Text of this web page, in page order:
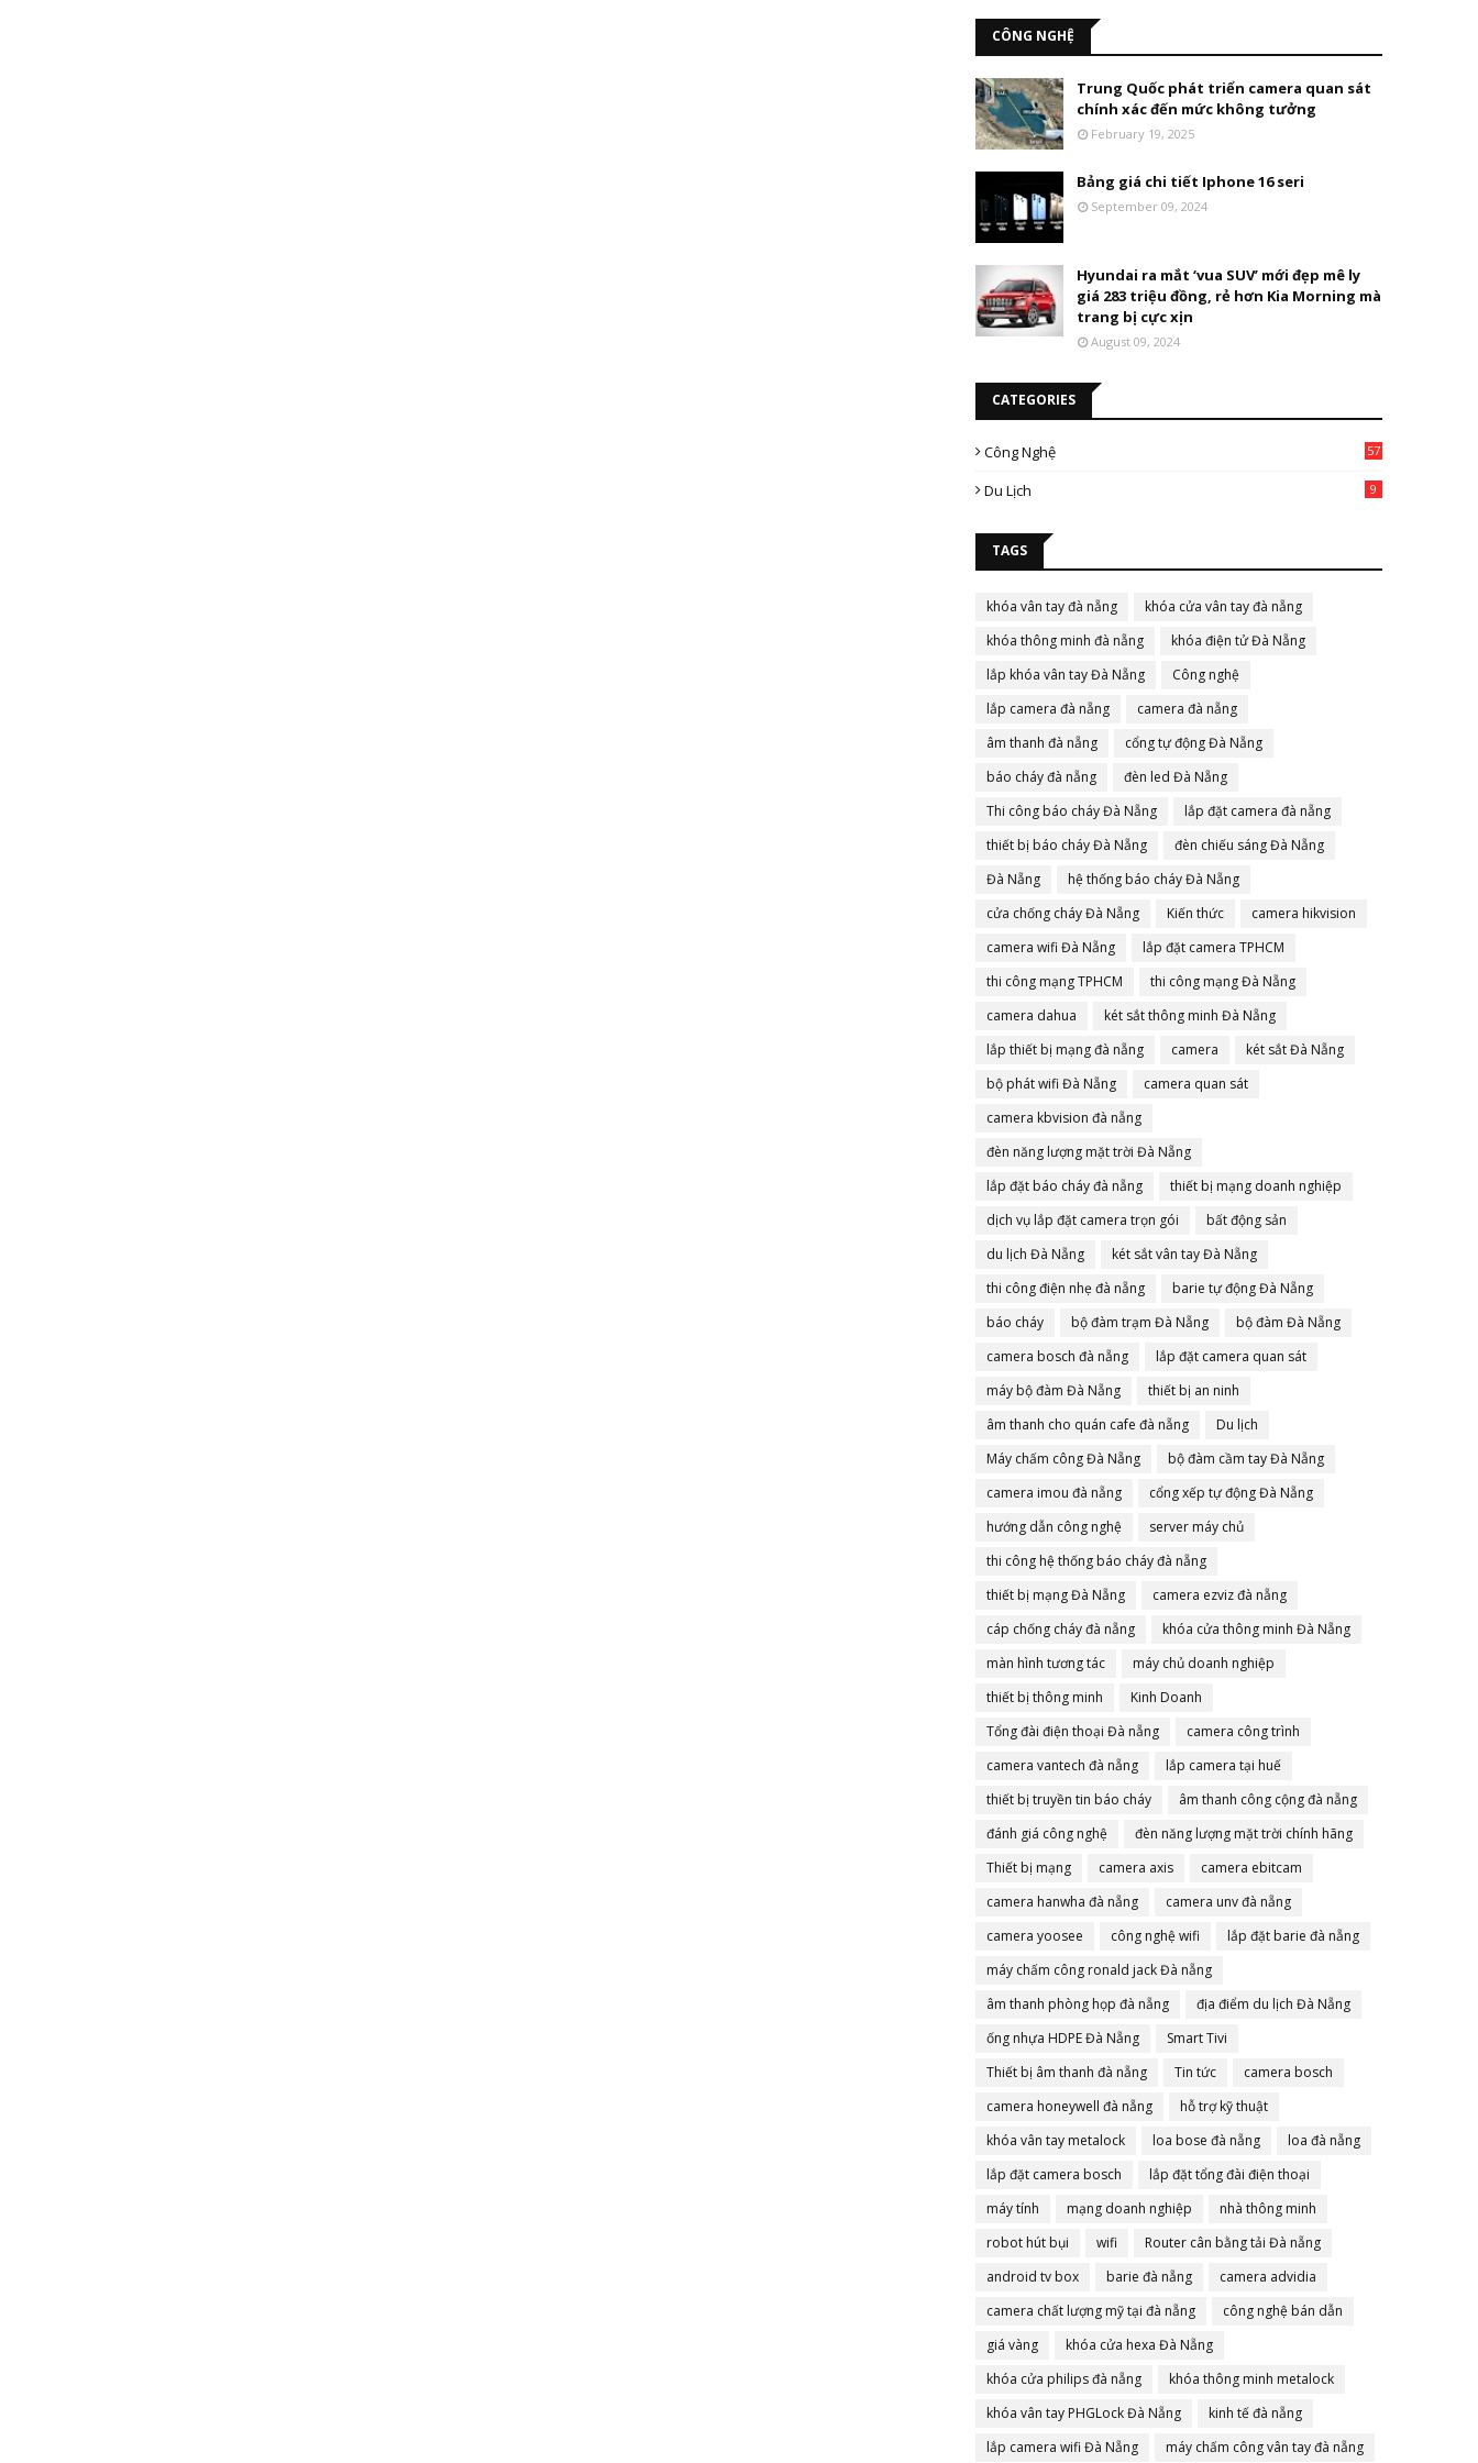
CÔNG NGHỆ
Trung Quốc phát triển camera quan sát
chính xác đến mức không tưởng
February 19, 2025
Bảng giá chi tiết Iphone 16 seri
September 09, 2024
Hyundai ra mắt ‘vua SUV’ mới đẹp mê ly
giá 283 triệu đồng, rẻ hơn Kia Morning mà
trang bị cực xịn
August 09, 2024
CATEGORIES
Công Nghệ 57
Du Lịch 9
TAGS
khóa vân tay đà nẵng
khóa cửa vân tay đà nẵng
khóa thông minh đà nẵng
khóa điện tử Đà Nẵng
lắp khóa vân tay Đà Nẵng
Công nghệ
lắp camera đà nẵng
camera đà nẵng
âm thanh đà nẵng
cổng tự động Đà Nẵng
báo cháy đà nẵng
đèn led Đà Nẵng
Thi công báo cháy Đà Nẵng
lắp đặt camera đà nẵng
thiết bị báo cháy Đà Nẵng
đèn chiếu sáng Đà Nẵng
Đà Nẵng
hệ thống báo cháy Đà Nẵng
cửa chống cháy Đà Nẵng
Kiến thức
camera hikvision
camera wifi Đà Nẵng
lắp đặt camera TPHCM
thi công mạng TPHCM
thi công mạng Đà Nẵng
camera dahua
két sắt thông minh Đà Nẵng
lắp thiết bị mạng đà nẵng
camera
két sắt Đà Nẵng
bộ phát wifi Đà Nẵng
camera quan sát
camera kbvision đà nẵng
đèn năng lượng mặt trời Đà Nẵng
lắp đặt báo cháy đà nẵng
thiết bị mạng doanh nghiệp
dịch vụ lắp đặt camera trọn gói
bất động sản
du lịch Đà Nẵng
két sắt vân tay Đà Nẵng
thi công điện nhẹ đà nẵng
barie tự động Đà Nẵng
báo cháy
bộ đàm trạm Đà Nẵng
bộ đàm Đà Nẵng
camera bosch đà nẵng
lắp đặt camera quan sát
máy bộ đàm Đà Nẵng
thiết bị an ninh
âm thanh cho quán cafe đà nẵng
Du lịch
Máy chấm công Đà Nẵng
bộ đàm cầm tay Đà Nẵng
camera imou đà nẵng
cổng xếp tự động Đà Nẵng
hướng dẫn công nghệ
server máy chủ
thi công hệ thống báo cháy đà nẵng
thiết bị mạng Đà Nẵng
camera ezviz đà nẵng
cáp chống cháy đà nẵng
khóa cửa thông minh Đà Nẵng
màn hình tương tác
máy chủ doanh nghiệp
thiết bị thông minh
Kinh Doanh
Tổng đài điện thoại Đà nẵng
camera công trình
camera vantech đà nẵng
lắp camera tại huế
thiết bị truyền tin báo cháy
âm thanh công cộng đà nẵng
đánh giá công nghệ
đèn năng lượng mặt trời chính hãng
Thiết bị mạng
camera axis
camera ebitcam
camera hanwha đà nẵng
camera unv đà nẵng
camera yoosee
công nghệ wifi
lắp đặt barie đà nẵng
máy chấm công ronald jack Đà nẵng
âm thanh phòng họp đà nẵng
địa điểm du lịch Đà Nẵng
ống nhựa HDPE Đà Nẵng
Smart Tivi
Thiết bị âm thanh đà nẵng
Tin tức
camera bosch
camera honeywell đà nẵng
hỗ trợ kỹ thuật
khóa vân tay metalock
loa bose đà nẵng
loa đà nẵng
lắp đặt camera bosch
lắp đặt tổng đài điện thoại
máy tính
mạng doanh nghiệp
nhà thông minh
robot hút bụi
wifi
Router cân bằng tải Đà nẵng
android tv box
barie đà nẵng
camera advidia
camera chất lượng mỹ tại đà nẵng
công nghệ bán dẫn
giá vàng
khóa cửa hexa Đà Nẵng
khóa cửa philips đà nẵng
khóa thông minh metalock
khóa vân tay PHGLock Đà Nẵng
kinh tế đà nẵng
lắp camera wifi Đà Nẵng
máy chấm công vân tay đà nẵng